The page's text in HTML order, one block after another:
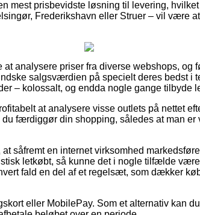
mest prisbevidste løsning til levering,
Frederikshavn eller Struer – vil være
analysere priser fra diverse webshops, og
salgsværdien på specielt deres bedst i
– kolossalt, og endda nogle gange tilbyde
at analysere visse outlets på nettet
færdiggør din shopping, således at man er
såfremt en internet virksomhed
letkøbt, så kunne det i nogle tilfælde
fald en del af et regelsæt, som dækker
eller MobilePay. Som et alternativ kan